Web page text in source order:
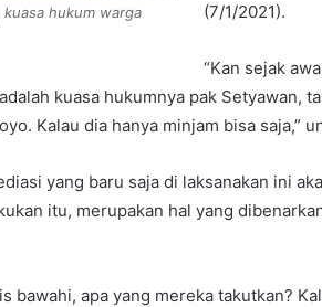
hukum warga
(7/1/2021).
“Kan sejak
kuasa hukumnya pak Setyawan,
Kalau dia hanya minjam bisa saja,”
yang baru saja di laksanakan ini
itu, merupakan hal yang
bawahi, apa yang mereka takutkan?